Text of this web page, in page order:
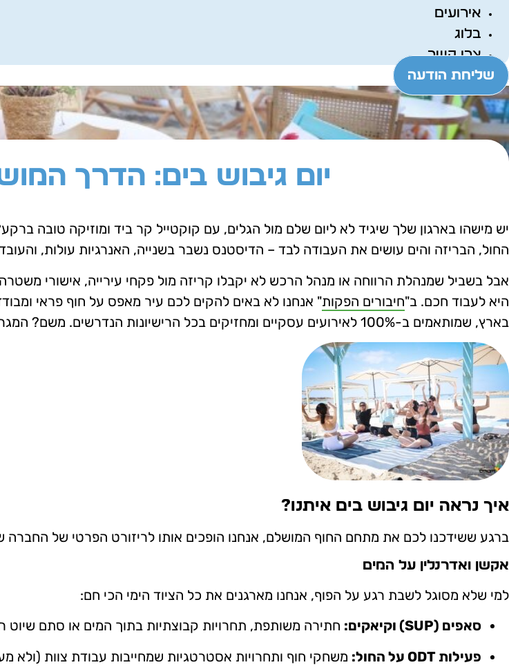
אירועים
בלוג
צרו קשר
שליחת הודעה
יום גיבוש בים: הדרך
יש מישהו בארגון שלך שיגיד לא ליום שלם מול הגלים, עם קוקטייל קר ביד ומוזיקה טובה
החול, הבריזה והים עושים את העבודה לבד – הדיסטנס נשבר בשנייה, האנרגיות עולות,
אבל בשביל שמנהלת הרווחה או מנהל הרכש לא יקבלו קריזה מול פקחי עירייה, אישורי
היא לעבוד חכם. ב"חיבורים הפקות" אנחנו לא באים להקים לכם עיר מאפס על חוף פראי
בארץ, שמותאמים ב-100% לאירועים עסקיים ומחזיקים בכל הרישיונות הנדרשים. משם? המגרש כולו שלנו.
איך נראה יום גיבוש בים איתנו?
ברגע ששידכנו לכם את מתחם החוף המושלם, אנחנו הופכים אותו לריזורט הפרטי של החברה
אקשן ואדרנלין על המים
למי שלא מסוגל לשבת רגע על הפוף, אנחנו מארגנים את כל הציוד הימי הכי חם:
סאפים (SUP) וקיאקים:
חתירה משותפת, תחרויות קבוצתיות בתוך המים או סתם שיוט
פעילות ODT על החול:
משחקי חוף ותחרויות אסטרטגיות שמחייבות עבודת צוות (ולא